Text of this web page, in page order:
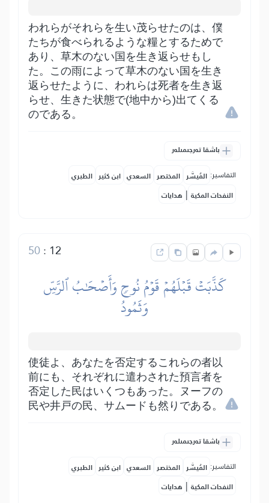
われらがそれらを生い茂らせたのは、僕
たちが食べられるような糧とするためで
あり、草木のない国を生き返らせもし
た。この雨によって草木のない国を生き
返らせたように、われらは死者を生き返
らせ、生きた状態で(地中から)出てくる
のである。
باشقا تەرجىمىلەر
التفاسير: المُيسَّر المختصر السعدي ابن كثير الطبري
النفحات المكية | هدايات
12
:
50
كَذَّبَتۡ قَبۡلَهُمۡ قَوۡمُ نُوحٖ وَأَصۡحَٰبُ ٱلرَّسِّ
وَثَمُودُ
使徒よ、あなたを否定するこれらの者以
前にも、それぞれに遣わされた預言者を
否定した民はいくつもあった。ヌーフの
民や井戸の民、サムードも然りである。
باشقا تەرجىمىلەر
التفاسير: المُيسَّر المختصر السعدي ابن كثير الطبري
النفحات المكية | هدايات